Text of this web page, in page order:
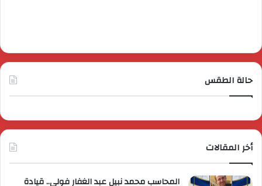
حالة الطقس
أخر المقالات
المحاسب محمد نبيل عبد الغفار فولي.. قيادة